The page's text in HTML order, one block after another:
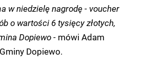
w niedzielę nagrodę - voucher
o wartości 6 tysięcy złotych,
Dopiewo - mówi Adam
Dopiewo.